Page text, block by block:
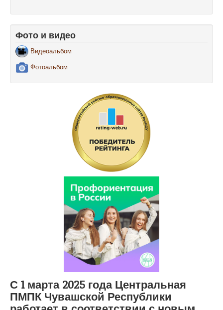
Фото и видео
Видеоальбом
Фотоальбом
С 1 марта 2025 года Центральная
ПМПК Чувашской Республики